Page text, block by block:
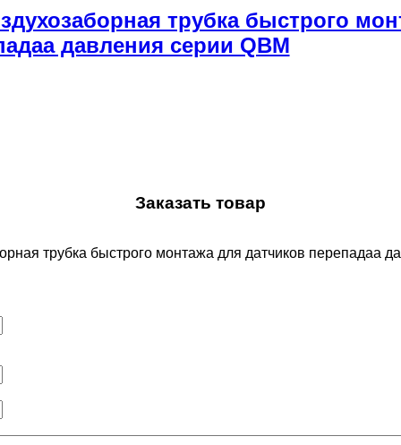
трубка быстрого
давления серии QBM
Заказать товар
трубка быстрого монтажа для датчиков перепадаа